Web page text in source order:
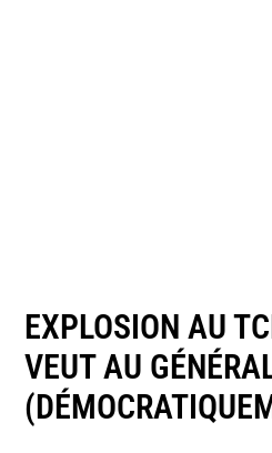
EXPLOSION AU
VEUT AU